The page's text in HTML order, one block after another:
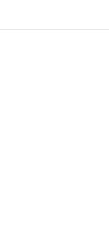
konten